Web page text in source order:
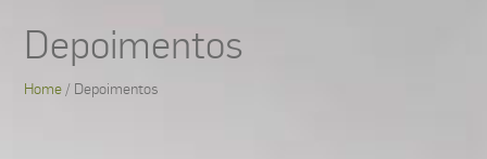
Depoimentos
Home / Depoimentos